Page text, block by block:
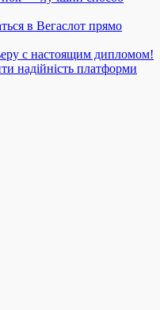
в Вегаслот прямо
с настоящим дипломом!
надійність платформи